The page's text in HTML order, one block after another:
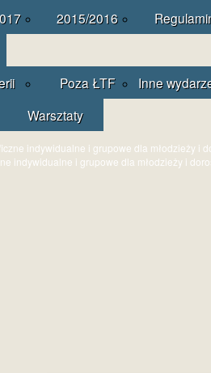
2015/2016
Poza ŁTF
Inne
Warsztaty
indywidualne i grupowe dla młodzieży i